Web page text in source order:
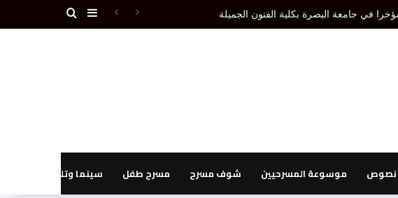
المسرح فتدرس الكل دون إقصاء.(1ـ 3) إضافة عمود جانبي
نصوص موسوعة المسرحيين شوف مسرح مسرح طفل سينما وتليفزيون